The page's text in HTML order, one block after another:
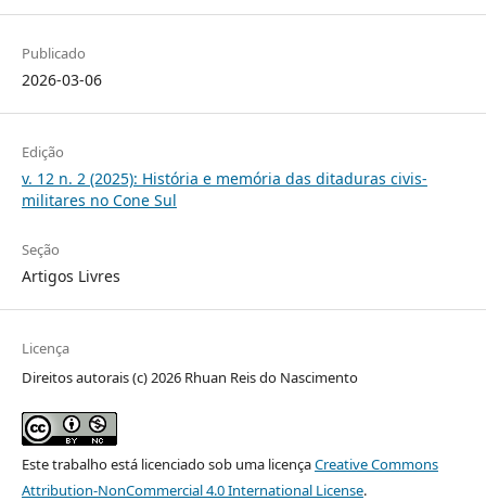
Publicado
2026-03-06
Edição
v. 12 n. 2 (2025): História e memória das ditaduras civis-
militares no Cone Sul
Seção
Artigos Livres
Licença
Direitos autorais (c) 2026 Rhuan Reis do Nascimento
Este trabalho está licenciado sob uma licençaCreative Commons
Attribution-NonCommercial 4.0 International License.